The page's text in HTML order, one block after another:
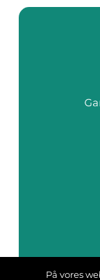
På vores